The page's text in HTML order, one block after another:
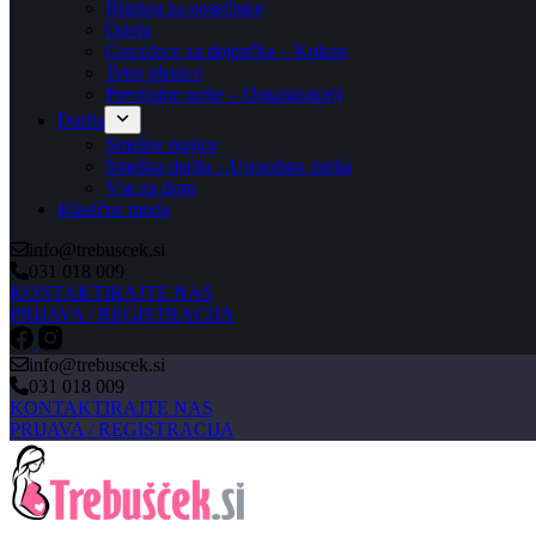
Blazina za nosečnice
Odeja
Gnezdece za dojenčka – Kokon
Tetra plenice
Previjalne torbe – Organizatorji
Darila
Smešne majice
Smešna darila – Uporabna darila
Vse za dom
Klasična moda
info@trebuscek.si
031 018 009
KONTAKTIRAJTE NAS
PRIJAVA / REGISTRACIJA
info@trebuscek.si
031 018 009
KONTAKTIRAJTE NAS
PRIJAVA / REGISTRACIJA